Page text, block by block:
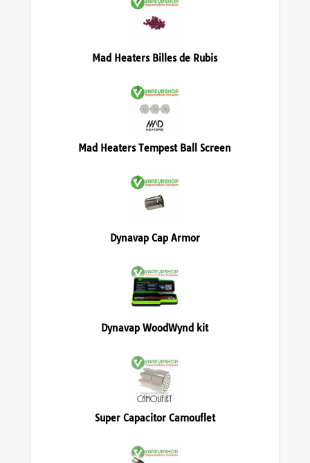
Mad Heaters Billes de Rubis
Mad Heaters Tempest Ball Screen
Dynavap Cap Armor
Dynavap WoodWynd kit
Super Capacitor Camouflet